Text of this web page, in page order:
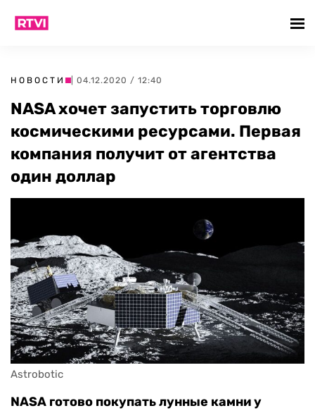
НОВОСТИ | 04.12.2020 / 12:40
NASA хочет запустить торговлю
космическими ресурсами. Первая
компания получит от агентства
один доллар
Astrobotic
NASA готово покупать лунные камни у